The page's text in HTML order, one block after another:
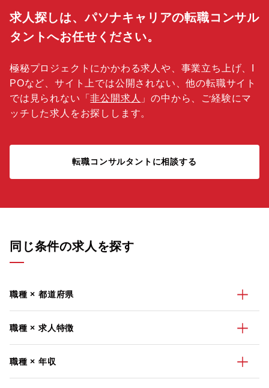
求人探しは、パソナキャリアの転職コンサル
タントへお任せください。
極秘プロジェクトにかかわる求人や、事業立ち上げ、I
POなど、サイト上では公開されない、他の転職サイト
では見られない「非公開求人 」の中から、ご経験にマ
ッチした求人をお探しします。
転職コンサルタントに相談する
同じ条件の求人を探す
職種 × 都道府県
職種 × 求人特徴
職種 × 年収